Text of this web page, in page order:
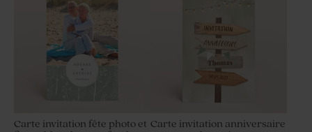
Carte invitation fête photo et Carte invitation anniversaire